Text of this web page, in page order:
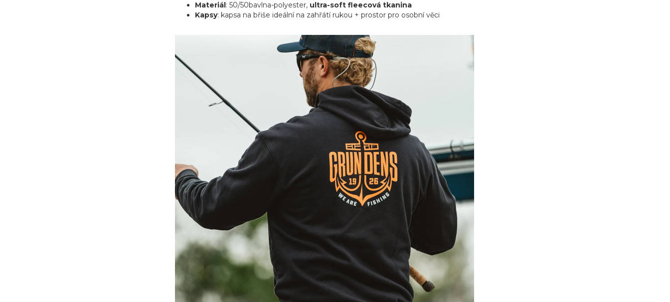
Materiál: 50/50bavlna-polyester, ultra-soft fleecová tkanina
Kapsy: kapsa na břiše ideální na zahřátí rukou + prostor pro osobní věci